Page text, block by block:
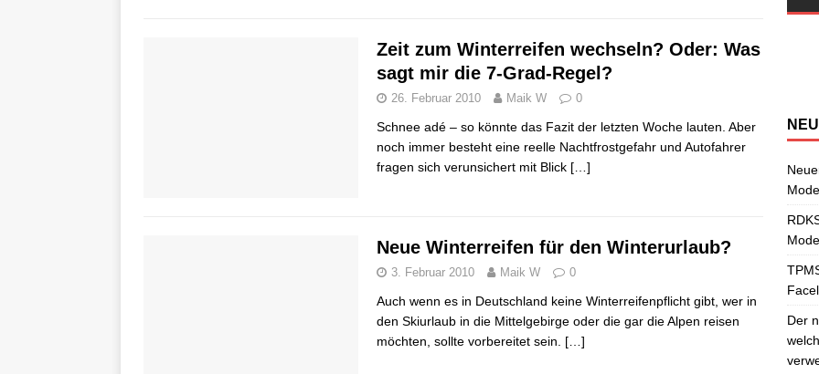
Zeit zum Winterreifen wechseln? Oder: Was
sagt mir die 7-Grad-Regel?
26. Februar 2010 Maik W 0
Schnee adé – so könnte das Fazit der letzten Woche lauten. Aber
noch immer besteht eine reelle Nachtfrostgefahr und Autofahrer
fragen sich verunsichert mit Blick […]
Neue Winterreifen für den Winterurlaub?
3. Februar 2010 Maik W 0
Auch wenn es in Deutschland keine Winterreifenpflicht gibt, wer in
den Skiurlaub in die Mittelgebirge oder die gar die Alpen reisen
möchten, sollte vorbereitet sein. […]
Der